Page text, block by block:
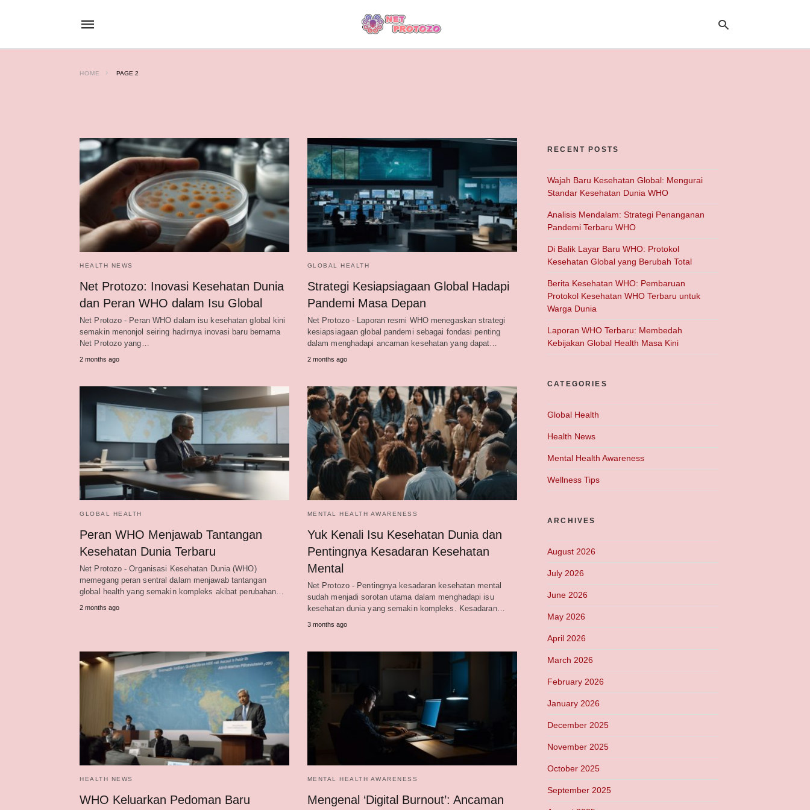
HOME PAGE 2
HEALTH NEWS
Net Protozo: Inovasi Kesehatan Dunia
dan Peran WHO dalam Isu Global
Net Protozo - Peran WHO dalam isu kesehatan global kini
semakin menonjol seiring hadirnya inovasi baru bernama
Net Protozo yang…
2 months ago
GLOBAL HEALTH
Strategi Kesiapsiagaan Global Hadapi
Pandemi Masa Depan
Net Protozo - Laporan resmi WHO menegaskan strategi
kesiapsiagaan global pandemi sebagai fondasi penting
dalam menghadapi ancaman kesehatan yang dapat…
2 months ago
GLOBAL HEALTH
Peran WHO Menjawab Tantangan
Kesehatan Dunia Terbaru
Net Protozo - Organisasi Kesehatan Dunia (WHO)
memegang peran sentral dalam menjawab tantangan
global health yang semakin kompleks akibat perubahan…
2 months ago
MENTAL HEALTH AWARENESS
Yuk Kenali Isu Kesehatan Dunia dan
Pentingnya Kesadaran Kesehatan
Mental
Net Protozo - Pentingnya kesadaran kesehatan mental
sudah menjadi sorotan utama dalam menghadapi isu
kesehatan dunia yang semakin kompleks. Kesadaran…
3 months ago
HEALTH NEWS
WHO Keluarkan Pedoman Baru
MENTAL HEALTH AWARENESS
Mengenal ‘Digital Burnout’: Ancaman
RECENT POSTS
Wajah Baru Kesehatan Global: Mengurai
Standar Kesehatan Dunia WHO
Analisis Mendalam: Strategi Penanganan
Pandemi Terbaru WHO
Di Balik Layar Baru WHO: Protokol
Kesehatan Global yang Berubah Total
Berita Kesehatan WHO: Pembaruan
Protokol Kesehatan WHO Terbaru untuk
Warga Dunia
Laporan WHO Terbaru: Membedah
Kebijakan Global Health Masa Kini
CATEGORIES
Global Health
Health News
Mental Health Awareness
Wellness Tips
ARCHIVES
August 2026
July 2026
June 2026
May 2026
April 2026
March 2026
February 2026
January 2026
December 2025
November 2025
October 2025
September 2025